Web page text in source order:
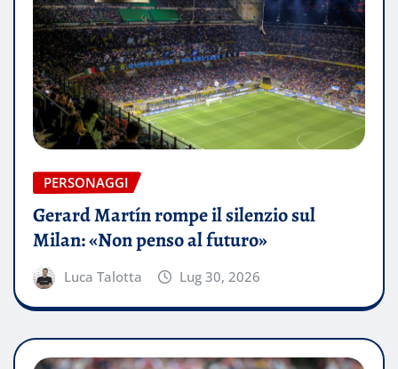
PERSONAGGI
Gerard Martín rompe il silenzio sul
Milan: «Non penso al futuro»
Luca Talotta Lug 30, 2026